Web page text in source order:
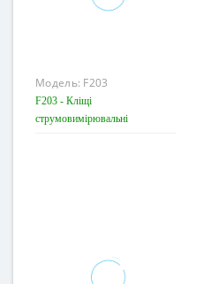
Модель: F203
F203 - Кліщі
струмовимірювальні